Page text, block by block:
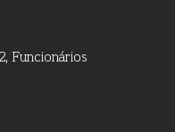
Funcionários